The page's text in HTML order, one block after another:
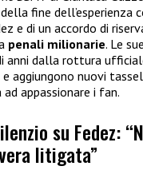
fine dell’esperienza
e di un accordo di
penali milionarie. Le
anni dalla rottura
aggiungono nuovi
appassionare i fan.
su Fedez:
litigata”